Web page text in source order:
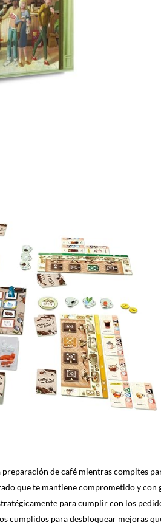
preparación de café mientras compites
que te mantiene comprometido y con
para cumplir con los
cumplidos para desbloquear mejoras